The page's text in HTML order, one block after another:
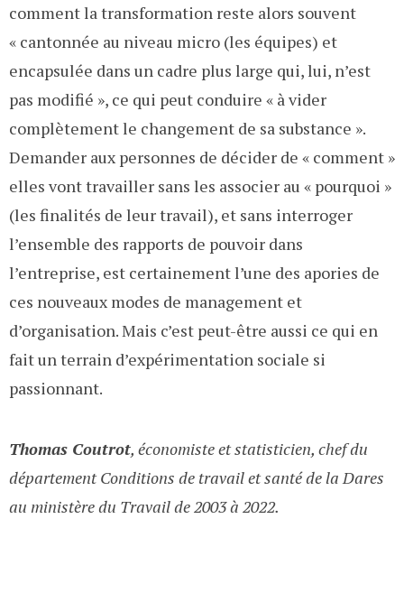
comment la transformation reste alors souvent
« cantonnée au niveau micro (les équipes) et
encapsulée dans un cadre plus large qui, lui, n’est
pas modifié », ce qui peut conduire « à vider
complètement le changement de sa substance ».
Demander aux personnes de décider de « comment »
elles vont travailler sans les associer au « pourquoi »
(les finalités de leur travail), et sans interroger
l’ensemble des rapports de pouvoir dans
l’entreprise, est certainement l’une des apories de
ces nouveaux modes de management et
d’organisation. Mais c’est peut-être aussi ce qui en
fait un terrain d’expérimentation sociale si
passionnant.
Thomas Coutrot, économiste et statisticien, chef du
département Conditions de travail et santé de la Dares
au ministère du Travail de 2003 à 2022.